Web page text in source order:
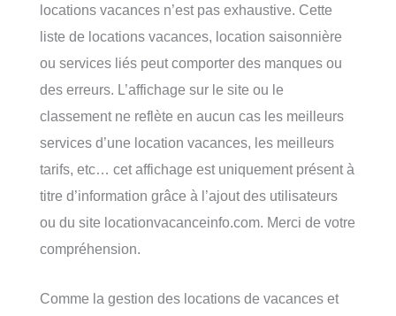
locations vacances n’est pas exhaustive. Cette
liste de locations vacances, location saisonnière
ou services liés peut comporter des manques ou
des erreurs. L’affichage sur le site ou le
classement ne reflète en aucun cas les meilleurs
services d’une location vacances, les meilleurs
tarifs, etc… cet affichage est uniquement présent à
titre d’information grâce à l’ajout des utilisateurs
ou du site locationvacanceinfo.com. Merci de votre
compréhension.
Comme la gestion des locations de vacances et